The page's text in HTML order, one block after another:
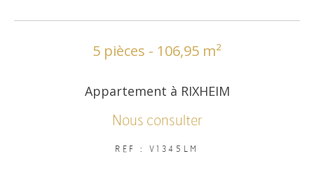
5 pièces - 106,95 m²
Appartement à RIXHEIM
Nous consulter
REF : V1345LM
RECHERCHER